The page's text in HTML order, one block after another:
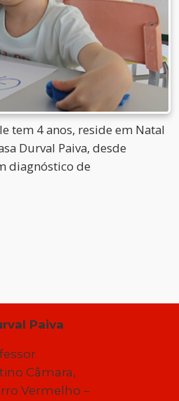
tem 4 anos, reside em Natal
Durval Paiva, desde
diagnóstico de
Paiva
Câmara,
Vermelho –